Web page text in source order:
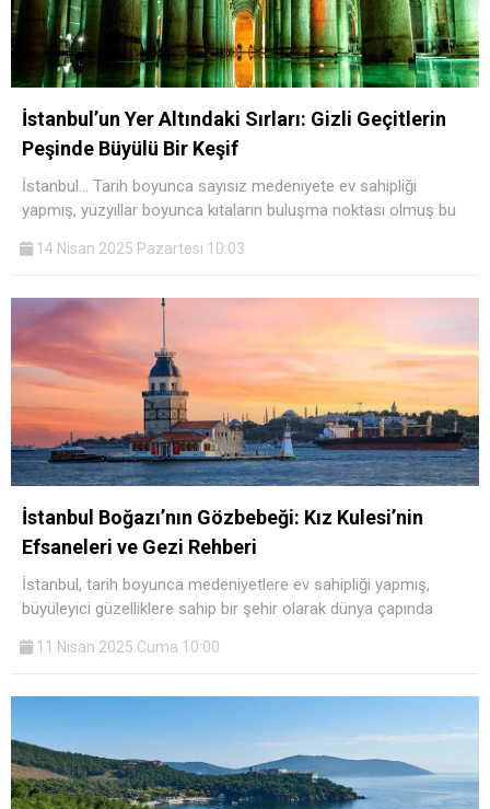
İstanbul’un Yer Altındaki Sırları: Gizli Geçitlerin
Peşinde Büyülü Bir Keşif
İstanbul… Tarih boyunca sayısız medeniyete ev sahipliği
yapmış, yüzyıllar boyunca kıtaların buluşma noktası olmuş bu
14 Nisan 2025 Pazartesi 10:03
İstanbul Boğazı’nın Gözbebeği: Kız Kulesi’nin
Efsaneleri ve Gezi Rehberi
İstanbul, tarih boyunca medeniyetlere ev sahipliği yapmış,
büyüleyici güzelliklere sahip bir şehir olarak dünya çapında
11 Nisan 2025 Cuma 10:00